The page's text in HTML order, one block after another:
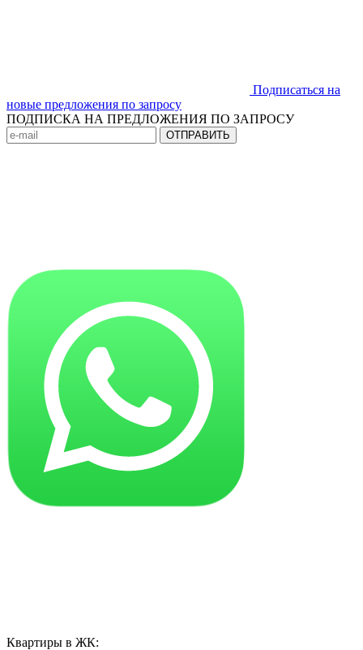
Подписаться на
новые предложения по запросу
ПОДПИСКА НА ПРЕДЛОЖЕНИЯ ПО ЗАПРОСУ
ОТПРАВИТЬ
Квартиры в ЖК: